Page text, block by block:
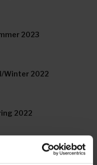
2023
Winter 2022
2022